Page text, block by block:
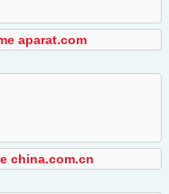
aparat.com
china.com.cn